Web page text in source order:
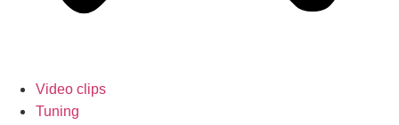
Video clips
Tuning